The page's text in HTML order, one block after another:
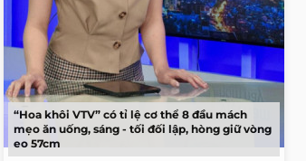
“Hoa khôi VTV” có tỉ lệ cơ thể 8 đầu mách
mẹo ăn uống, sáng - tối đối lập, hòng giữ vòng
eo 57cm